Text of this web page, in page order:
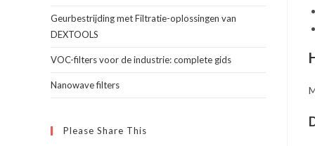
Geurbestrijding met Filtratie-oplossingen van
DEXTOOLS
VOC-filters voor de industrie: complete gids
Nanowave filters
Please Share This